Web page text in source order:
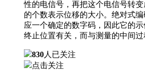
性的电信号，再把这个电信号转
的个数表示位移的大小。绝对式
应一个确定的数字码，因此它的
终止位置有关，而与测量的中间过
830人已关注
点击关注